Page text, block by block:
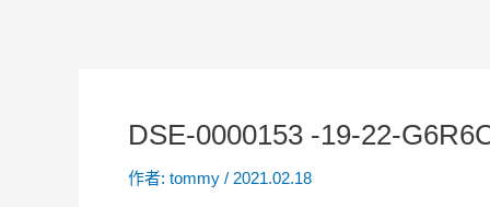
DSE-0000153 -19-22-
作者: tommy / 2021.02.18